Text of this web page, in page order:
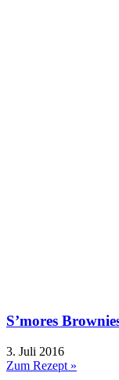
S’mores
3. Juli 2016
Zum Rezept »